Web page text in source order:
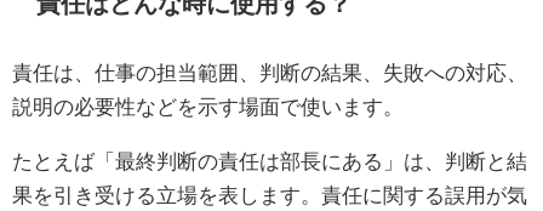
責任は、仕事の担当範囲、判断の結果、失敗への対応、
説明の必要性などを示す場面で使います。
たとえば「最終判断の責任は部長にある」は、判断と結
果を引き受ける立場を表します。責任に関する誤用が気